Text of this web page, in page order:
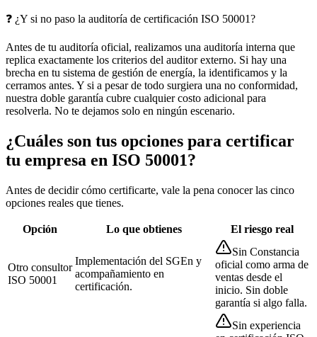
❓ ¿Y si no paso la auditoría de certificación ISO 50001?
Antes de tu auditoría oficial, realizamos una auditoría interna que
replica exactamente los criterios del auditor externo. Si hay una
brecha en tu sistema de gestión de energía, la identificamos y la
cerramos antes. Y si a pesar de todo surgiera una no conformidad,
nuestra doble garantía cubre cualquier costo adicional para
resolverla. No te dejamos solo en ningún escenario.
¿Cuáles son tus opciones para certificar
tu empresa en ISO 50001?
Antes de decidir cómo certificarte, vale la pena conocer las cinco
opciones reales que tienes.
Opción Lo que obtienes El riesgo real
Otro consultor
ISO 50001
Implementación del SGEn y
acompañamiento en
certificación.
Sin Constancia
oficial como arma de
ventas desde el
inicio. Sin doble
garantía si algo falla.
Sin experiencia